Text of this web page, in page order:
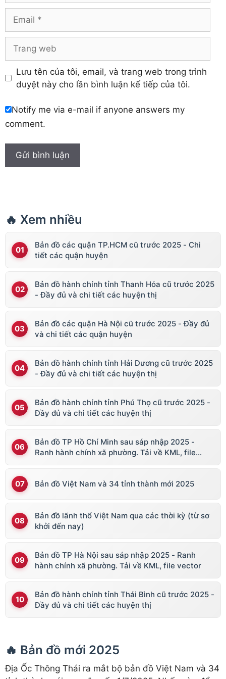
Khánh Hòa
web
Lưu tên của tôi, email, và trang web trong trình
duyệt này cho lần bình luận kế tiếp của tôi.
Notify me via e-mail if anyone answers my
comment.
🔥 Xem nhiều
Bản đồ các quận TP.HCM cũ trước 2025 - Chi
tiết các quận huyện
Bản đồ hành chính tỉnh Thanh Hóa cũ trước 2025
- Đầy đủ và chi tiết các huyện thị
Bản đồ các quận Hà Nội cũ trước 2025 - Đầy đủ
và chi tiết các quận huyện
Bản đồ hành chính tỉnh Hải Dương cũ trước 2025
- Đầy đủ và chi tiết các huyện thị
Bản đồ hành chính tỉnh Phú Thọ cũ trước 2025 -
Đầy đủ và chi tiết các huyện thị
Bản đồ TP Hồ Chí Minh sau sáp nhập 2025 -
Ranh hành chính xã phường. Tải về KML, file
Bản đồ Việt Nam và 34 tỉnh thành mới 2025
Bản đồ lãnh thổ Việt Nam qua các thời kỳ (từ sơ
khởi đến nay)
Bản đồ TP Hà Nội sau sáp nhập 2025 - Ranh
hành chính xã phường. Tải về KML, file vector
Bản đồ hành chính tỉnh Thái Bình cũ trước 2025 -
Đầy đủ và chi tiết các huyện thị
🔥 Bản đồ mới 2025
Địa Ốc Thông Thái ra mắt bộ bản đồ Việt Nam và 34